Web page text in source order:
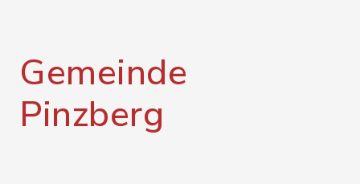
Gemeinde
Pinzberg